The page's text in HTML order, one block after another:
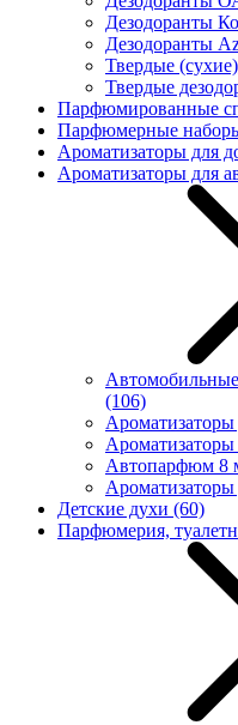
Дезодоранты
Дезодоранты
Твердые
Твердые
Парфюмированные
Парфюмерные
Ароматизаторы для
Ароматизаторы для
(106)
Автопарфюм 8
Детские духи (60)
Парфюмерия,